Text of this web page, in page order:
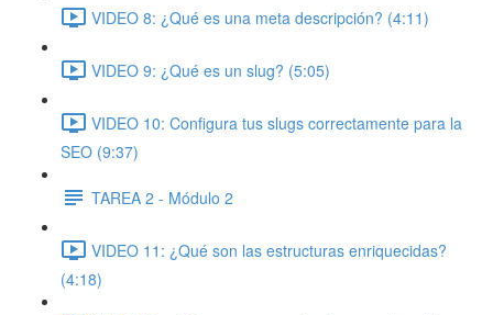
VIDEO 8: ¿Qué es una meta descripción? (4:11)
VIDEO 9: ¿Qué es un slug? (5:05)
VIDEO 10: Configura tus slugs correctamente para la
SEO (9:37)
TAREA 2 - Módulo 2
VIDEO 11: ¿Qué son las estructuras enriquecidas?
(4:18)